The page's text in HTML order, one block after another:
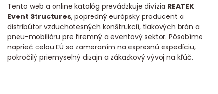
Tento web a online katalóg prevádzkuje divízia REATEK
Event Structures, popredný európsky producent a
distribútor vzduchotesných konštrukcií, tlakových brán a
pneu-mobiliáru pre firemný a eventový sektor. Pôsobíme
naprieč celou EÚ so zameraním na expresnú expedíciu,
pokročilý priemyselný dizajn a zákazkový vývoj na kľúč.